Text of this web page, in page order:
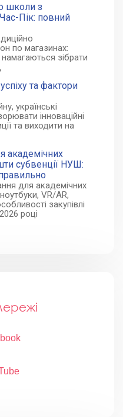
школи з
Пік: повний
по магазинах:
зібрати
та фактори
українські
інноваційні
та виходити на
академічних
субвенції НУШ:
для академічних
ноутбуки, VR/AR,
закупівлі
році